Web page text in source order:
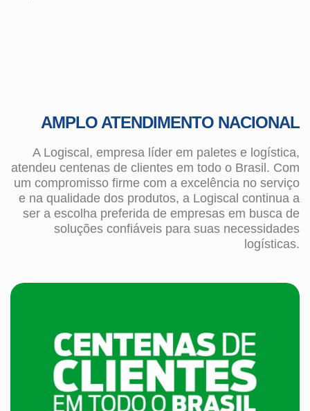
AMPLO ATENDIMENTO NACIONAL
A Logiscal, empresa líder em paletes e logística,
atendeu centenas de clientes em todo o Brasil. Com
um compromisso firme com a excelência no serviço
e na qualidade dos produtos, a Logiscal continua a
ser a escolha preferida de empresas em busca de
soluções confiáveis para suas necessidades
logísticas.